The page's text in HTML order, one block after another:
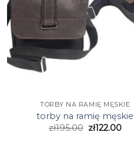
TORBY NA RAMIĘ MĘSKIE
torby na ramię męskie
zł195.00 zł122.00